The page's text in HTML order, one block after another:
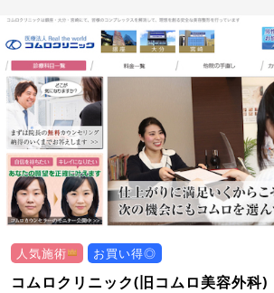
人気施術 お買い得◎
コムロクリニック(旧コムロ美容外科)